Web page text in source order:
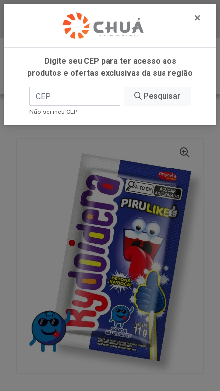
Baixe já nosso APP
0
INÍCIO
ORIGINALLE CANDIES
×
Digite seu CEP para ter acesso aos
produtos e ofertas exclusivas da sua região
Pesquisar
Não sei meu CEP